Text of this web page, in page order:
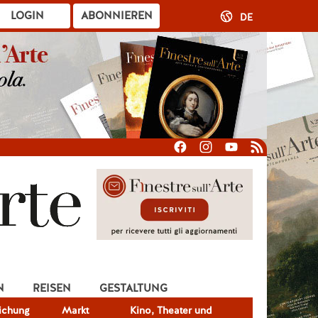
ABONNIEREN
LOGIN DE
Markt
Kino, Theater und
REISEN GESTALTUNG